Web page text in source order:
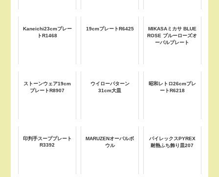
Kaneichi23cmプレー
トR1468
19cmプレートR6425
MIKASAミカサ BLUE
ROSE ブルーローズオ
ーバルプレート
ストーンウェア19cm
プレートR8907
ウイローパターン
31cm大皿
昭和レトロ26cmプレ
ートR6218
印判手スーププレート
R3392
MARUZENオーバルボ
ウル
パイレックスPYREX
耐熱ふち飾り皿207